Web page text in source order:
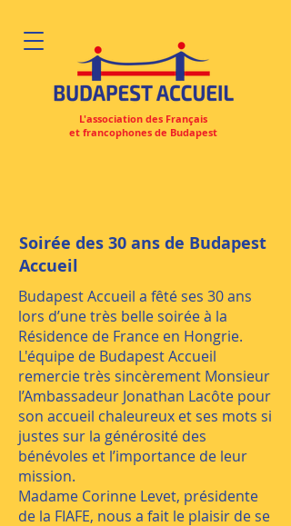
L'association des Français
et francophones de Budapest
Soirée des 30 ans de Budapest
Accueil
Budapest Accueil a fêté ses 30 ans
lors d’une très belle soirée à la
Résidence de France en Hongrie.
L'équipe de Budapest Accueil
remercie très sincèrement Monsieur
l’Ambassadeur Jonathan Lacôte pour
son accueil chaleureux et ses mots si
justes sur la générosité des
bénévoles et l’importance de leur
mission.
Madame Corinne Levet, présidente
de la FIAFE, nous a fait le plaisir de se